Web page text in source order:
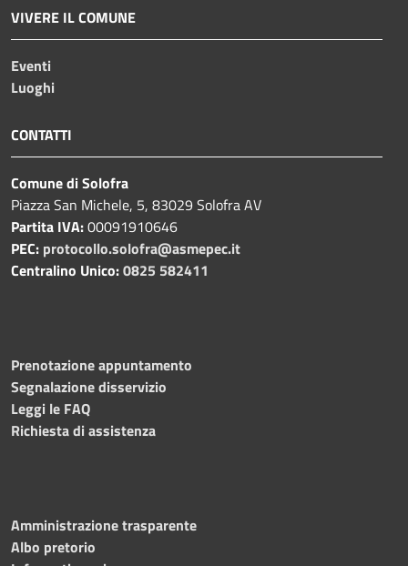
VIVERE IL COMUNE
Eventi
Luoghi
CONTATTI
Comune di Solofra
Piazza San Michele, 5, 83029 Solofra AV
Partita IVA:00091910646
PEC: protocollo.solofra@asmepec.it
Centralino Unico:0825 582411
Prenotazione appuntamento
Segnalazione disservizio
Leggi le FAQ
Richiesta di assistenza
Amministrazione trasparente
Albo pretorio